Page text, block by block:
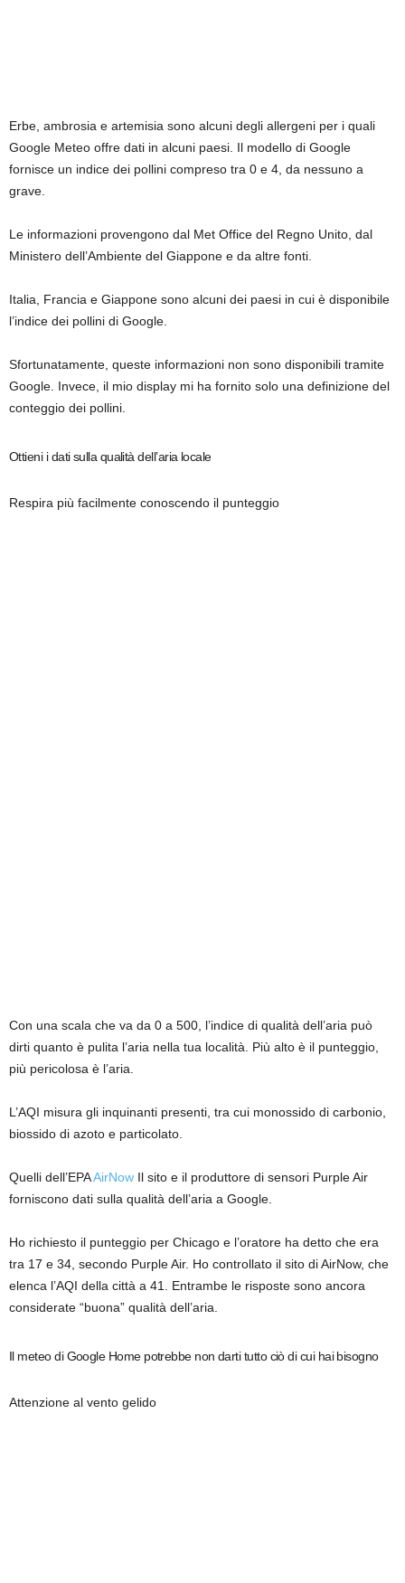
Erbe, ambrosia e artemisia sono alcuni degli allergeni per i quali
Google Meteo offre dati in alcuni paesi. Il modello di Google
fornisce un indice dei pollini compreso tra 0 e 4, da nessuno a
grave.
Le informazioni provengono dal Met Office del Regno Unito, dal
Ministero dell’Ambiente del Giappone e da altre fonti.
Italia, Francia e Giappone sono alcuni dei paesi in cui è disponibile
l’indice dei pollini di Google.
Sfortunatamente, queste informazioni non sono disponibili tramite
Google. Invece, il mio display mi ha fornito solo una definizione del
conteggio dei pollini.
Ottieni i dati sulla qualità dell’aria locale
Respira più facilmente conoscendo il punteggio
Con una scala che va da 0 a 500, l’indice di qualità dell’aria può
dirti quanto è pulita l’aria nella tua località. Più alto è il punteggio,
più pericolosa è l’aria.
L’AQI misura gli inquinanti presenti, tra cui monossido di carbonio,
biossido di azoto e particolato.
Quelli dell’EPAAirNow Il sito e il produttore di sensori Purple Air
forniscono dati sulla qualità dell’aria a Google.
Ho richiesto il punteggio per Chicago e l’oratore ha detto che era
tra 17 e 34, secondo Purple Air. Ho controllato il sito di AirNow, che
elenca l’AQI della città a 41. Entrambe le risposte sono ancora
considerate “buona” qualità dell’aria.
Il meteo di Google Home potrebbe non darti tutto ciò di cui hai bisogno
Attenzione al vento gelido